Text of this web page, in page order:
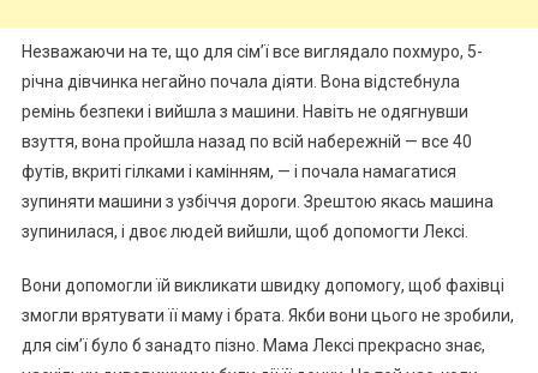
Незважаючи на те, що для сім’ї все виглядало похмуро, 5-
річна дівчинка негайно почала діяти. Вона відстебнула
ремінь безпеки і вийшла з машини. Навіть не одягнувши
взуття, вона пройшла назад по всій набережній — все 40
футів, вкриті гілками і камінням, — і почала намагатися
зупиняти машини з узбіччя дороги. Зрештою якась машина
зупинилася, і двоє людей вийшли, щоб допомогти Лексі.
Вони допомогли їй викликати швидку допомогу, щоб фахівці
змогли врятувати її маму і брата. Якби вони цього не зробили,
для сім’ї було б занадто пізно. Мама Лексі прекрасно знає,